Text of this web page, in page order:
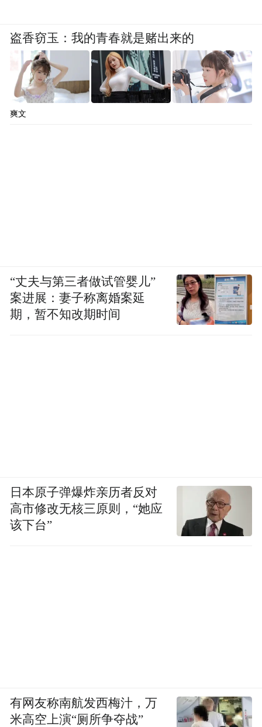
盗香窃玉：我的青春就是赌出来的
爽文
“丈夫与第三者做试管婴儿”
案进展：妻子称离婚案延
期，暂不知改期时间
日本原子弹爆炸亲历者反对
高市修改无核三原则，“她应
该下台”
有网友称南航发西梅汁，万
米高空上演“厕所争夺战”